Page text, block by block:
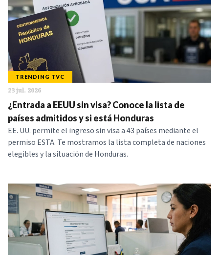
TRENDING TVC
23 jul. 2026
¿Entrada a EEUU sin visa? Conoce la lista de
países admitidos y si está Honduras
EE. UU. permite el ingreso sin visa a 43 países mediante el
permiso ESTA. Te mostramos la lista completa de naciones
elegibles y la situación de Honduras.